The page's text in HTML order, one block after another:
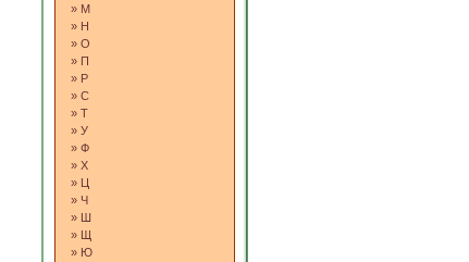
» М
» Н
» О
» П
» Р
» С
» Т
» У
» Ф
» Х
»
» Ч
»
»
» Ю